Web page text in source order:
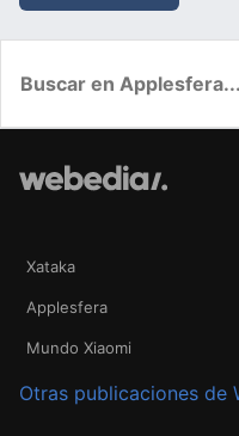
Xataka
Applesfera
Mundo Xiaomi
Otras publicaciones de